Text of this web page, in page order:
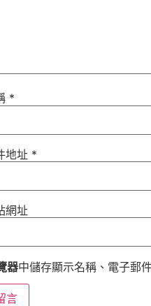
*
地址 *
網址
器中儲存顯示名稱、電子郵